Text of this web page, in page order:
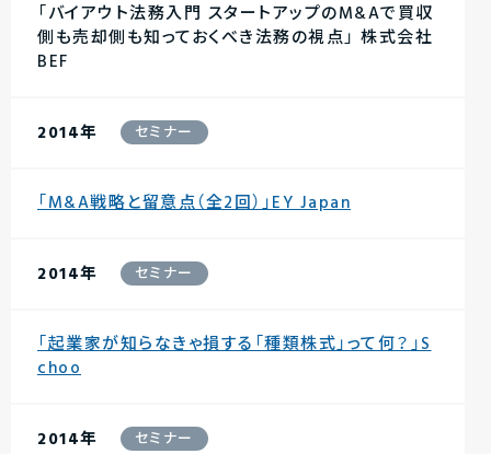
「バイアウト法務入門 スタートアップのM&Aで買収
側も売却側も知っておくべき法務の視点」 株式会社
BEF
2014年 セミナー
「M&A戦略と留意点（全2回）」EY Japan
2014年 セミナー
「起業家が知らなきゃ損する「種類株式」って何？」S
choo
2014年 セミナー